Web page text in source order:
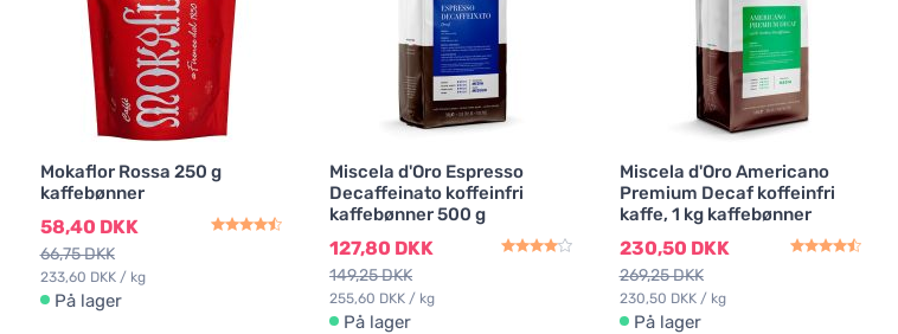
Mokaflor Rossa 250 g
kaffebønner
58,40 DKK
66,75 DKK
233,60 DKK / kg
På lager
Miscela d'Oro Espresso
Decaffeinato koffeinfri
kaffebønner 500 g
127,80 DKK
149,25 DKK
255,60 DKK / kg
På lager
Miscela d'Oro Americano
Premium Decaf koffeinfri
kaffe, 1 kg kaffebønner
230,50 DKK
269,25 DKK
230,50 DKK / kg
På lager